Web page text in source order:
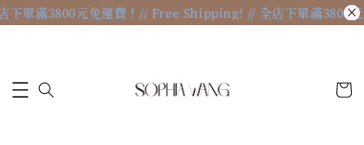
滿3800元免運費！ // Free Shipping! // 全店下單滿3800元